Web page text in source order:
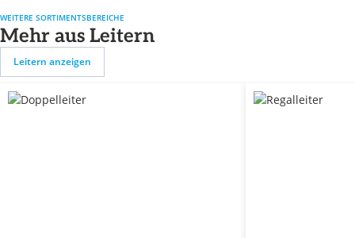
WEITERE SORTIMENTSBEREICHE
Mehr aus Leitern
Leitern anzeigen